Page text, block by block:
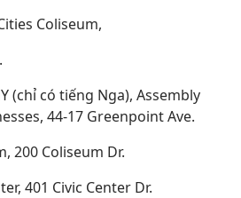
Coliseum,
(chỉ có tiếng Nga), Assembly
44-17 Greenpoint Ave.
200 Coliseum Dr.
401 Civic Center Dr.